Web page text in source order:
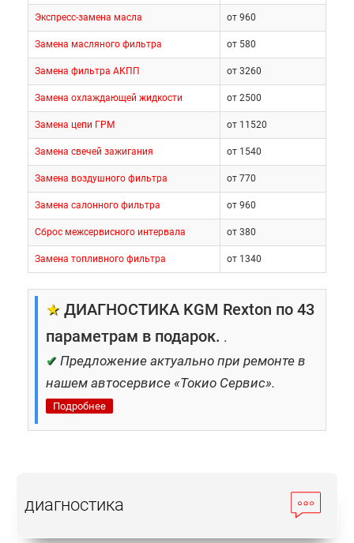
Экспресс-замена масла от 960
Замена масляного фильтра от 580
Замена фильтра АКПП от 3260
Замена охлаждающей жидкости от 2500
Замена цепи ГРМ от 11520
Замена свечей зажигания от 1540
Замена воздушного фильтра от 770
Замена салонного фильтра от 960
Сброс межсервисного интервала от 380
Замена топливного фильтра от 1340
★ ДИАГНОСТИКА KGM Rexton по 43
параметрам в подарок. .
✔ Предложение актуально при ремонте в
нашем автосервисе «Токио Сервис».
Подробнее
диагностика